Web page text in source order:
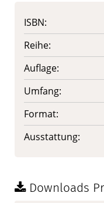
ISBN:
Reihe:
Auflage:
Umfang:
Format:
Ausstattung:
Downloads